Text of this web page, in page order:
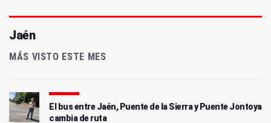
Jaén
MÁS VISTO ESTE MES
El bus entre Jaén, Puente de la Sierra y Puente Jontoya
cambia de ruta